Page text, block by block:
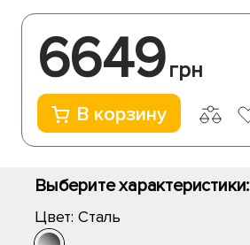
6649грн
В корзину
Выберите характеристики:
Цвет: Сталь